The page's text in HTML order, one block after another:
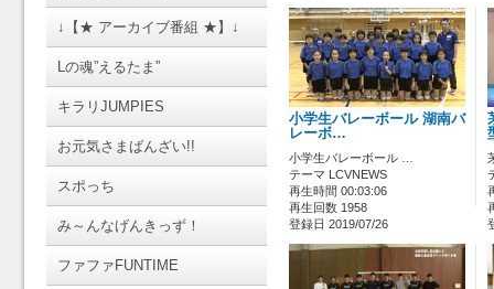
↓【★ アーカイブ番組 ★】↓
Lの魂”えるたま”
キラリJUMPIES
お元気さまばんざい!!
スポっち
み～んなげんきっず！
ファファFUNTIME
小学生バレーボール 湖南バ
レーボ…
小学生バレーボール …
テーマ LCVNEWS
再生時間 00:03:06
再生回数 1958
登録日 2019/07/26